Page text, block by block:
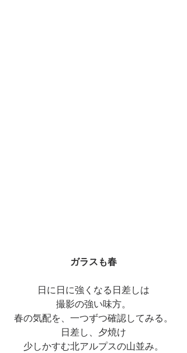
ガラスも春
日に日に強くなる日差しは
撮影の強い味方。
春の気配を、一つずつ確認してみる。
日差し、夕焼け
少しかすむ北アルプスの山並み。